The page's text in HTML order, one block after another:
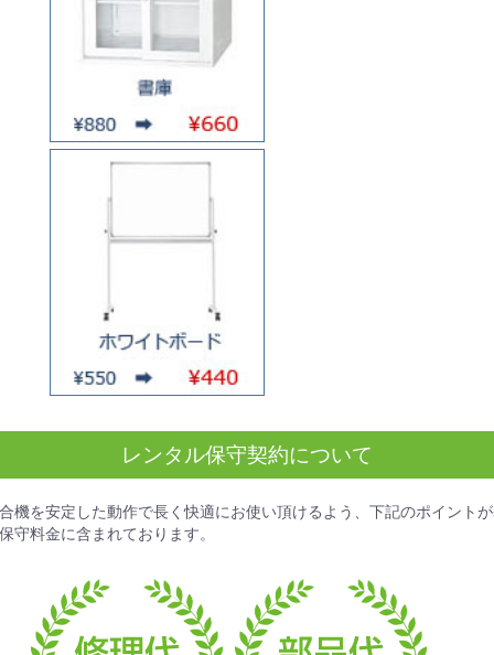
お買い物を続ける カートへ進む
レンタル保守契約について
機を安定した動作で長く快適にお使い頂けるよう、下記のポイントが
守料金に含まれております。